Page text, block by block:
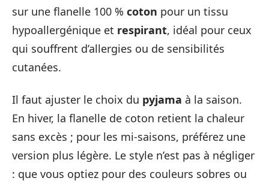
sur une flanelle 100 % coton pour un tissu
hypoallergénique et respirant, idéal pour ceux
qui souffrent d’allergies ou de sensibilités
cutanées.
Il faut ajuster le choix du pyjama à la saison.
En hiver, la flanelle de coton retient la chaleur
sans excès ; pour les mi-saisons, préférez une
version plus légère. Le style n’est pas à négliger
: que vous optiez pour des couleurs sobres ou